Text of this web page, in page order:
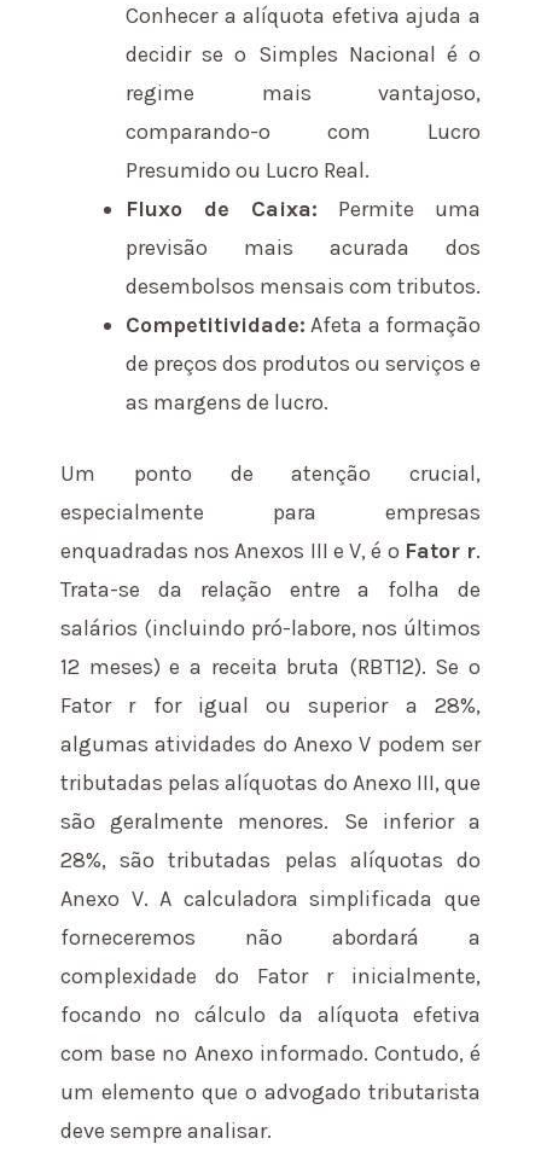
Conhecer a alíquota efetiva ajuda a
decidir se o Simples Nacional é o
regime mais vantajoso,
comparando-o com Lucro
Presumido ou Lucro Real.
Fluxo de Caixa: Permite uma
previsão mais acurada dos
desembolsos mensais com tributos.
Competitividade: Afeta a formação
de preços dos produtos ou serviços e
as margens de lucro.
Um ponto de atenção crucial,
especialmente para empresas
enquadradas nos Anexos III e V, é o Fator r.
Trata-se da relação entre a folha de
salários (incluindo pró-labore, nos últimos
12 meses) e a receita bruta (RBT12). Se o
Fator r for igual ou superior a 28%,
algumas atividades do Anexo V podem ser
tributadas pelas alíquotas do Anexo III, que
são geralmente menores. Se inferior a
28%, são tributadas pelas alíquotas do
Anexo V. A calculadora simplificada que
forneceremos não abordará a
complexidade do Fator r inicialmente,
focando no cálculo da alíquota efetiva
com base no Anexo informado. Contudo, é
um elemento que o advogado tributarista
deve sempre analisar.